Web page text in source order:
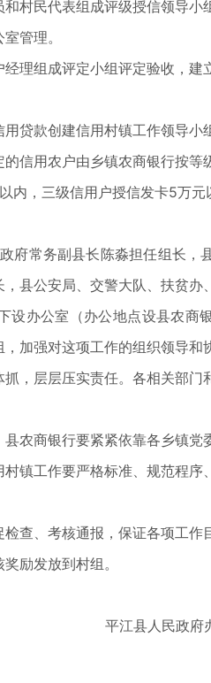
村民代表组成评级授信领导
管理。
理组成评定小组评定验收，建
贷款创建信用村镇工作领导小
信用农户由乡镇农商银行按等
，三级信用户授信发卡5万元
府常务副县长陈淼担任组长，
县公安局、交警大队、扶贫办
设办公室（办公地点设县农商
加强对这项工作的组织领导和
，层层压实责任。各相关部
农商银行要紧紧依靠各乡镇
镇工作要严格标准、规范程序
查、考核通报，保证各项工作
励发放到村组。
平江县人民政